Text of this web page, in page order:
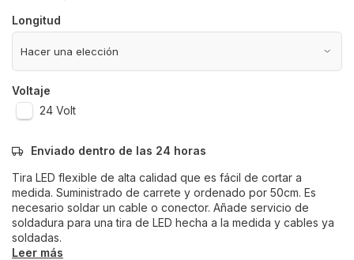
Longitud
Voltaje
24 Volt
Enviado dentro de las 24 horas
Tira LED flexible de alta calidad que es fácil de cortar a
medida. Suministrado de carrete y ordenado por 50cm. Es
necesario soldar un cable o conector. Añade servicio de
soldadura para una tira de LED hecha a la medida y cables ya
soldadas.
Leer más